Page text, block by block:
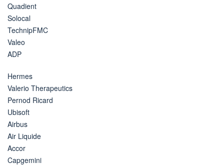
Quadient
Solocal
TechnipFMC
Valeo
ADP
Hermes
Valerio Therapeutics
Pernod Ricard
Ubisoft
Airbus
Air Liquide
Accor
Capgemini